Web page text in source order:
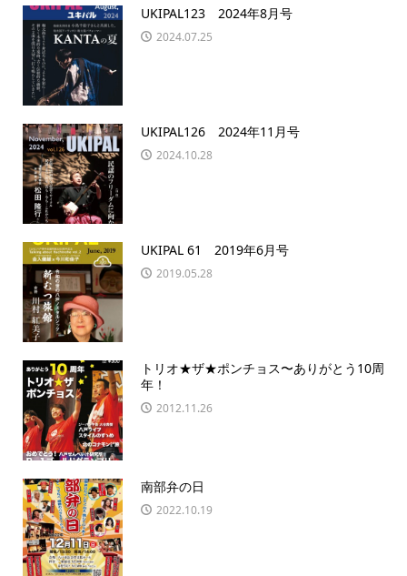
UKIPAL123 2024年8月号
2024.07.25
UKIPAL126 2024年11月号
2024.10.28
UKIPAL 61 2019年6月号
2019.05.28
トリオ★ザ★ポンチョス〜ありがとう10周
年！
2012.11.26
南部弁の日
2022.10.19